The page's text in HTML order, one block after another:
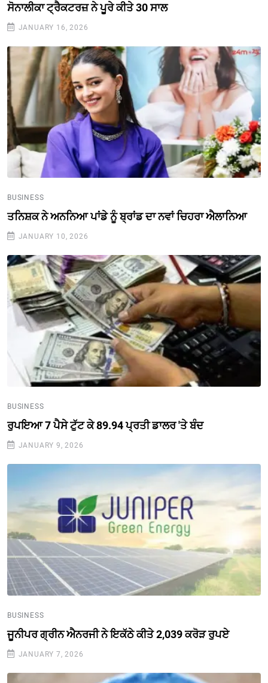
ਸੋਨਾਲੀਕਾ ਟ੍ਰੈਕਟਰਜ਼ ਨੇ ਪੂਰੇ ਕੀਤੇ 30 ਸਾਲ
JANUARY 16, 2026
BUSINESS
ਤਨਿਸ਼ਕ ਨੇ ਅਨਨਿਆ ਪਾਂਡੇ ਨੂੰ ਬ੍ਰਾਂਡ ਦਾ ਨਵਾਂ ਚਿਹਰਾ ਐਲਾਨਿਆ
JANUARY 10, 2026
BUSINESS
ਰੁਪਇਆ 7 ਪੈਸੇ ਟੁੱਟ ਕੇ 89.94 ਪ੍ਰਤੀ ਡਾਲਰ 'ਤੇ ਬੰਦ
JANUARY 9, 2026
BUSINESS
ਜੂਨੀਪਰ ਗ੍ਰੀਨ ਐਨਰਜੀ ਨੇ ਇਕੱਠੇ ਕੀਤੇ 2,039 ਕਰੋੜ ਰੁਪਏ
JANUARY 7, 2026